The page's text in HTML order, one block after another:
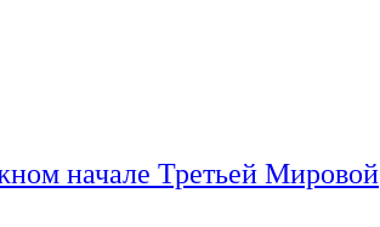
начале Третьей Мировой